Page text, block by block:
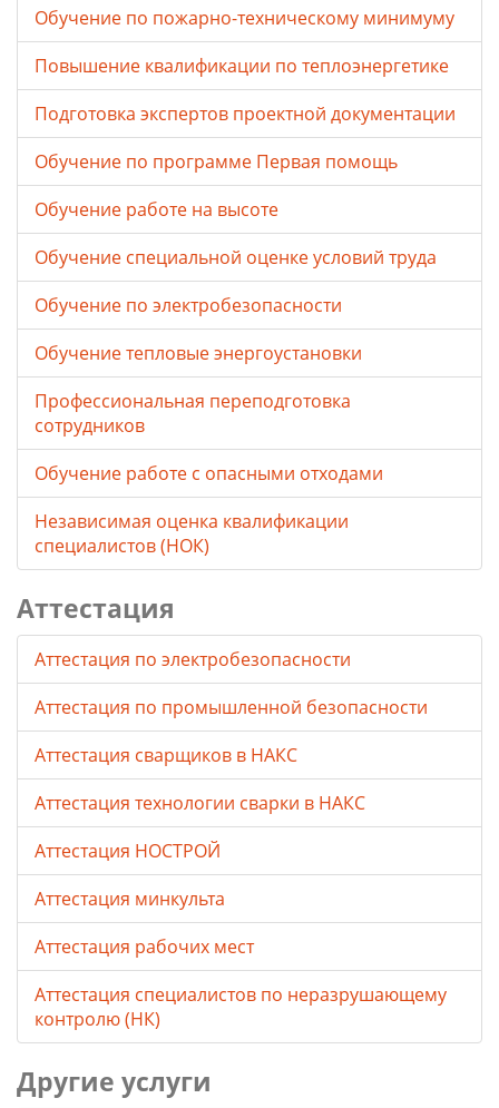
Обучение по пожарно-техническому минимуму
Повышение квалификации по теплоэнергетике
Подготовка экспертов проектной документации
Обучение по программе Первая помощь
Обучение работе на высоте
Обучение специальной оценке условий труда
Обучение по электробезопасности
Обучение тепловые энергоустановки
Профессиональная переподготовка
сотрудников
Обучение работе с опасными отходами
Независимая оценка квалификации
специалистов (НОК)
Аттестация
Аттестация по электробезопасности
Аттестация по промышленной безопасности
Аттестация сварщиков в НАКС
Аттестация технологии сварки в НАКС
Аттестация НОСТРОЙ
Аттестация минкульта
Аттестация рабочих мест
Аттестация специалистов по неразрушающему
контролю (НК)
Другие услуги